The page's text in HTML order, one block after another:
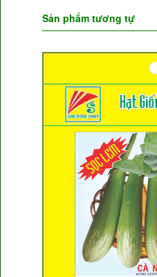
Sản phẩm tương tự